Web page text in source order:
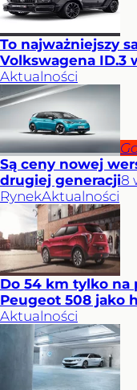
To najważniejszy
Volkswagena ID.3
Aktualności
Są ceny nowej
drugiej generacji8
RynekAktualności
Do 54 km tylko na
Peugeot 508 jako
Aktualności